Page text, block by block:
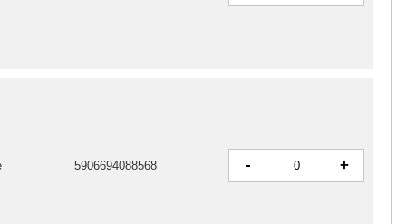
5906694088568 - +